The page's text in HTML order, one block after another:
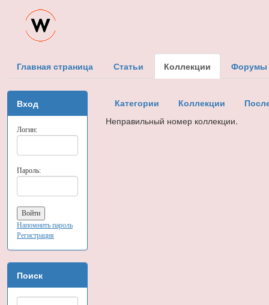
Главная страница Статьи Коллекции Форумы
Вход
Логин:
Пароль:
Напомнить пароль
Регистрация
Поиск
Категории Коллекции
Неправильный номер коллекции.